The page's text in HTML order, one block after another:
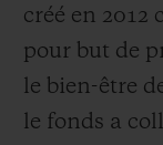
créé en
pour but de
le bien-être
le fonds a